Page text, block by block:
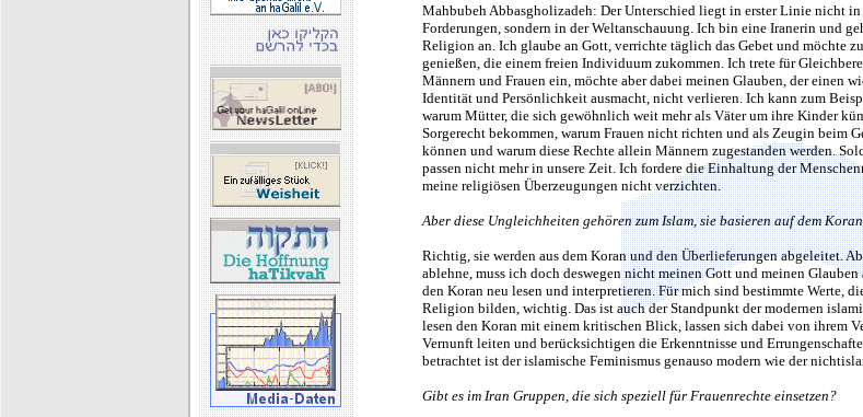
Mahbubeh Abbasgholizadeh: Der Unterschied liegt in erster Linie nicht
Forderungen, sondern in der Weltanschauung. Ich bin eine Iranerin und
Religion an. Ich glaube an Gott, verrichte täglich das Gebet und möchte
genießen, die einem freien Individuum zukommen. Ich trete für
Männern und Frauen ein, möchte aber dabei meinen Glauben, der einen
Identität und Persönlichkeit ausmacht, nicht verlieren. Ich kann zum
warum Mütter, die sich gewöhnlich weit mehr als Väter um ihre Kinder
Sorgerecht bekommen, warum Frauen nicht richten und als Zeugin beim
können und warum diese Rechte allein Männern zugestanden werden.
passen nicht mehr in unsere Zeit. Ich fordere die Einhaltung der
meine religiösen Überzeugungen nicht verzichten.
Aber diese Ungleichheiten gehören zum Islam, sie basieren auf dem
Richtig, sie werden aus dem Koran und den Überlieferungen abgeleitet.
ablehne, muss ich doch deswegen nicht meinen Gott und meinen Glauben
den Koran neu lesen und interpretieren. Für mich sind bestimmte Werte,
Religion bilden, wichtig. Das ist auch der Standpunkt der modernen
lesen den Koran mit einem kritischen Blick, lassen sich dabei von ihrem
Vernunft leiten und berücksichtigen die Erkenntnisse und
betrachtet ist der islamische Feminismus genauso modern wie der
Gibt es im Iran Gruppen, die sich speziell für Frauenrechte einsetzen?